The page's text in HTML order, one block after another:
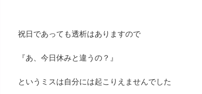
祝日であっても透析はありますので
『あ、今日休みと違うの？』
というミスは自分には起こりえませんでした